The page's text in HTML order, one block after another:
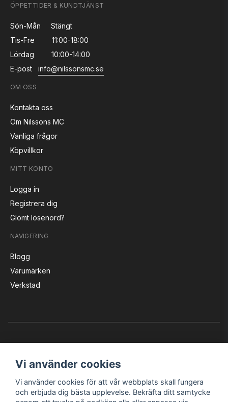
ÖPPETTIDER & KUNDTJÄNST
Sön-Mån
Stängt
Tis-Fre
11:00-18:00
Lördag
10:00-14:00
E-post
info@nilssonsmc.se
OM OSS
Kontakta oss
Om Nilssons MC
Vanliga frågor
Köpvillkor
MITT KONTO
Logga in
Registrera dig
Glömt lösenord?
NAVIGERING
Blogg
Varumärken
Verkstad
Instagram Facebook YouTube
Vi använder cookies
Vi använder cookies för att vår webbplats skall fungera
och erbjuda dig bästa upplevelse. Bekräfta ditt samtycke